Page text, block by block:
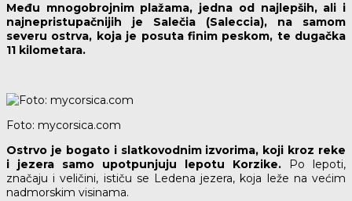
Među mnogobrojnim plažama, jedna od najlepših, ali i
najnepristupačnijih je Salečia (Saleccia), na samom
severu ostrva, koja je posuta finim peskom, te dugačka
11 kilometara.
Foto: mycorsica.com
Ostrvo je bogato i slatkovodnim izvorima, koji kroz reke
i jezera samo upotpunjuju lepotu Korzike.
Po lepoti,
značaju i veličini, ističu se Ledena jezera, koja leže na većim
nadmorskim visinama.